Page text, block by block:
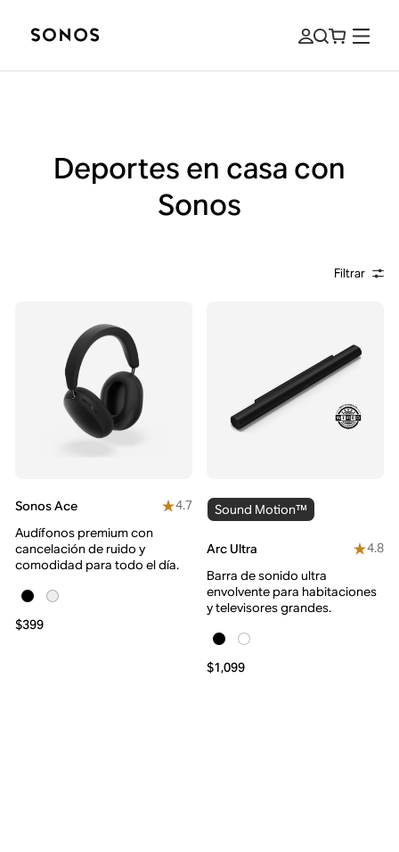
Deportes en casa con
Sonos
Filtrar
Sonos Ace
4.7
Audífonos premium con
cancelación de ruido y
comodidad para todo el día.
$399
Sound Motion™
Arc Ultra
4.8
Barra de sonido ultra
envolvente para habitaciones
y televisores grandes.
$1,099